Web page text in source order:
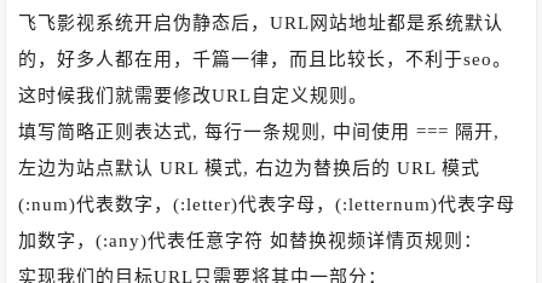
飞飞影视系统开启伪静态后，URL网站地址都是系统默认
的，好多人都在用，千篇一律，而且比较长，不利于seo。
这时候我们就需要修改URL自定义规则。
填写简略正则表达式, 每行一条规则, 中间使用 === 隔开,
左边为站点默认 URL 模式, 右边为替换后的 URL 模式
(:num)代表数字，(:letter)代表字母，(:letternum)代表字母
加数字，(:any)代表任意字符 如替换视频详情页规则：
实现我们的目标URL只需要将其中一部分：